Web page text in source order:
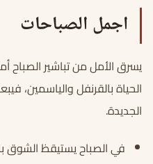
اجمل الصباحات
يسرق الأمل من تباشير الصباح
الحياة بالقرنفل والياسمين،
الجديدة.
في الصباح يستيقظ الشوق